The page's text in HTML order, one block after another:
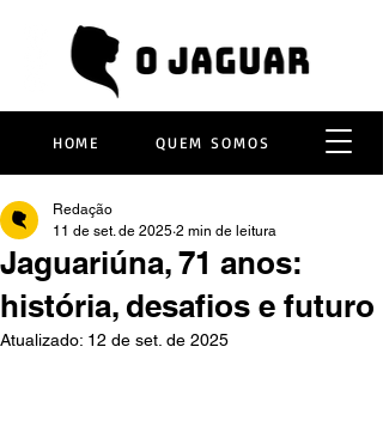
HOME QUEM SOMOS
Jaguariúna, 71 anos:
história, desafios e futuro
Redação
11 de set. de 2025 2 min de leitura
Atualizado: 12 de set. de 2025